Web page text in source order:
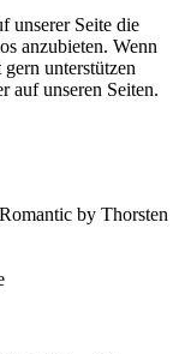
unserer Seite die
anzubieten. Wenn
unterstützen
auf unseren Seiten.
by Thorsten